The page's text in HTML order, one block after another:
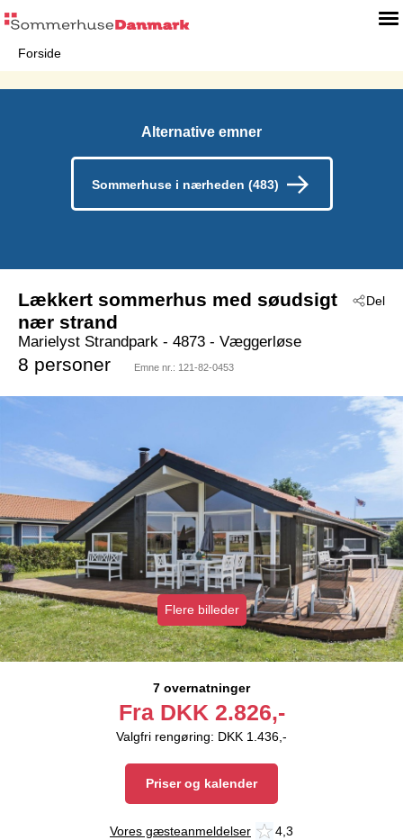
Forside
Alternative emner
Sommerhuse i nærheden (483)
Del
Lækkert sommerhus med søudsigt
nær strand
Marielyst Strandpark - 4873 - Væggerløse
8 personer Emne nr.: 121-82-0453
Flere billeder
7 overnatninger
Fra DKK 2.826,-
Valgfri rengøring: DKK 1.436,-
Priser og kalender
Vores gæsteanmeldelser 4,3